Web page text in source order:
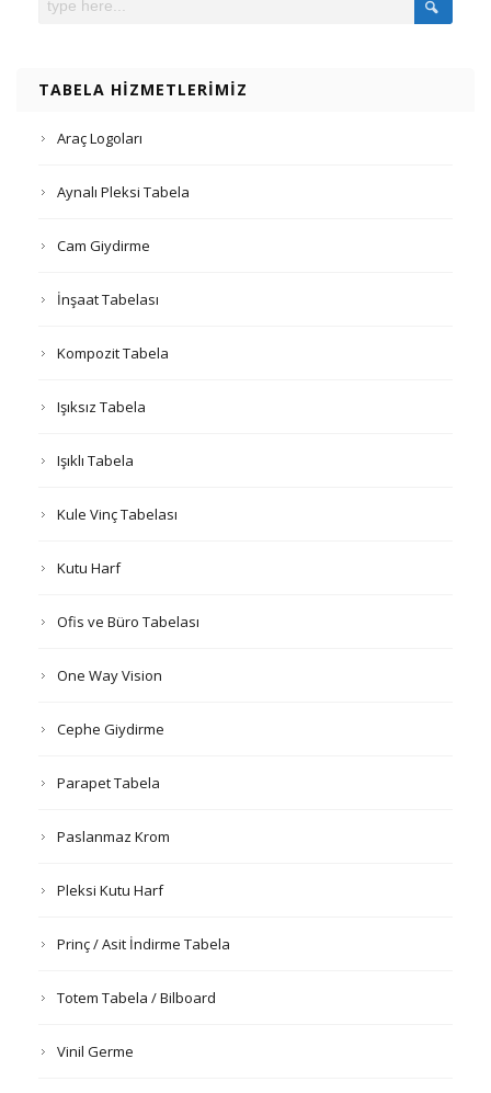
TABELA HIZMETLERIMIZ
Araç Logoları
Aynalı Pleksi Tabela
Cam Giydirme
İnşaat Tabelası
Kompozit Tabela
Işıksız Tabela
Işıklı Tabela
Kule Vinç Tabelası
Kutu Harf
Ofis ve Büro Tabelası
One Way Vision
Cephe Giydirme
Parapet Tabela
Paslanmaz Krom
Pleksi Kutu Harf
Prinç / Asit İndirme Tabela
Totem Tabela / Bilboard
Vinil Germe